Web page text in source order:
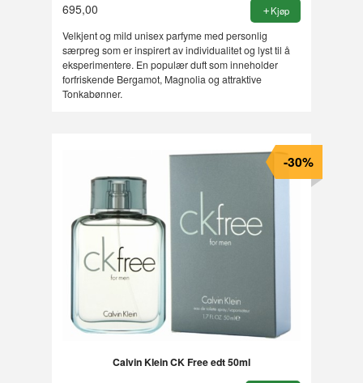
695,00 Kjøp
Velkjent og mild unisex parfyme med personlig
særpreg som er inspirert av individualitet og lyst til å
eksperimentere. En populær duft som inneholder
forfriskende Bergamot, Magnolia og attraktive
Tonkabønner.
Calvin Klein CK Free edt 50ml
-30%